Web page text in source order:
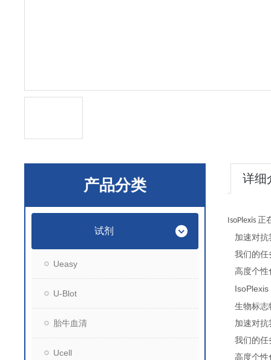
产品分类
试剂
Ueasy
U-Blot
胎牛血清
Ucell
详细
IsoPlexis 正
加速对
我们的任
高度个性
IsoPlexis
生物标志
加速对
我们的任
高度个性